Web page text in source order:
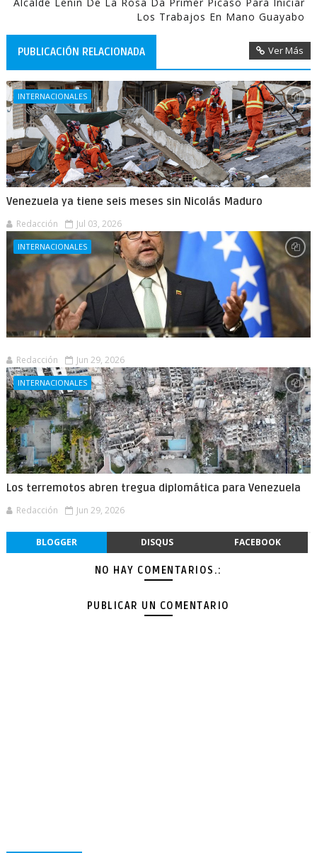
Los Trabajos En Mano Guayabo
PUBLICACIÓN RELACIONADA Ver Más
INTERNACIONALES
Venezuela ya tiene seis meses sin Nicolás Maduro
Redacción Jul 03, 2026
INTERNACIONALES
Redacción Jun 29, 2026
INTERNACIONALES
Los terremotos abren tregua diplomática para Venezuela
Redacción Jun 29, 2026
BLOGGER DISQUS FACEBOOK
NO HAY COMENTARIOS.:
PUBLICAR UN COMENTARIO